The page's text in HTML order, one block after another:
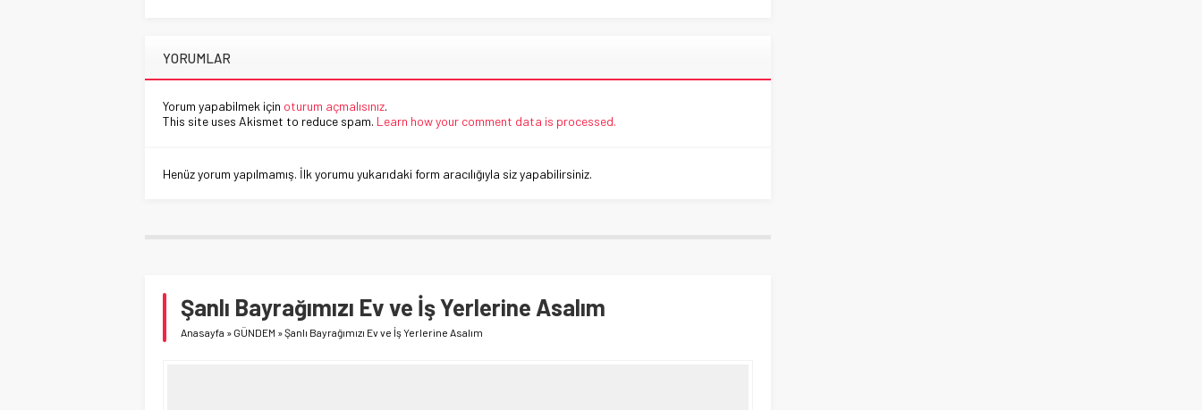
YORUMLAR
Yorum yapabilmek için oturum açmalısınız.
This site uses Akismet to reduce spam. Learn how your comment data is processed.
Henüz yorum yapılmamış. İlk yorumu yukarıdaki form aracılığıyla siz yapabilirsiniz.
Şanlı Bayrağımızı Ev ve İş Yerlerine Asalım
Anasayfa » GÜNDEM »Şanlı Bayrağımızı Ev ve İş Yerlerine Asalım